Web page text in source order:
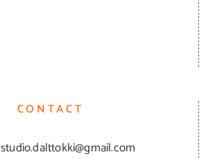
CONTACT
studio.dalttokki@gmail.com